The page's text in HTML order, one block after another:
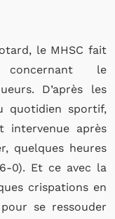
le MHSC fait
le
D’après les
quotidien sportif,
intervenue après
quelques heures
0). Et ce avec la
crispations en
se ressouder